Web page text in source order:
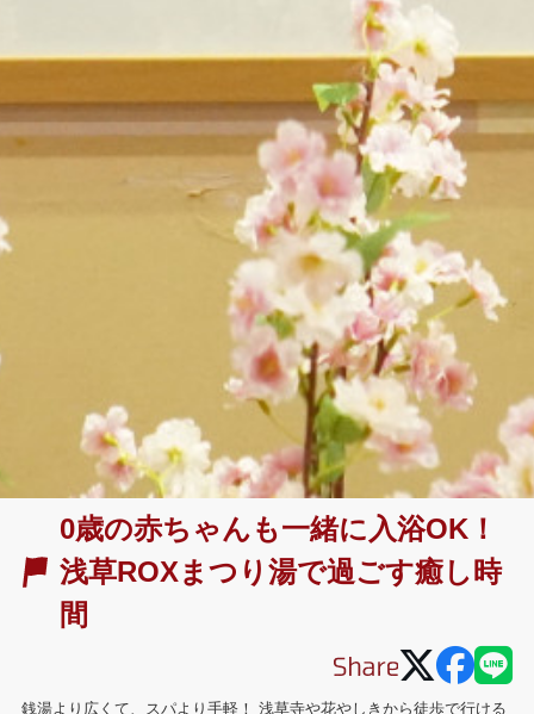
0歳の赤ちゃんも一緒に入浴OK！
浅草ROXまつり湯で過ごす癒し時
間
銭湯より広くて、スパより手軽！ 浅草寺や花やしきから徒歩で行ける